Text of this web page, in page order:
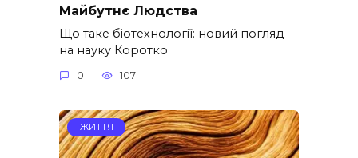
Майбутнє Людства
Що таке біотехнології: новий погляд
на науку Коротко
0 107
ЖИТТЯ